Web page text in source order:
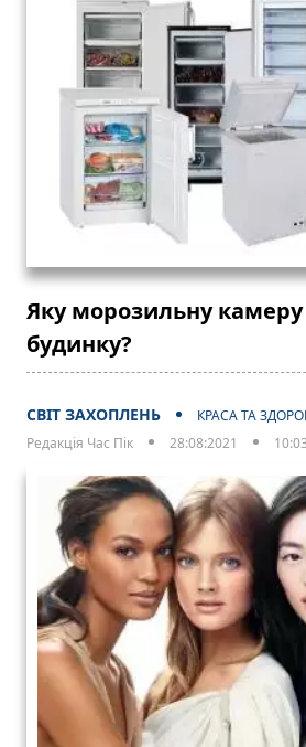
Яку морозильну
будинку?
СВІТ ЗАХОПЛЕНЬ
КРАСА ТА
Редакція Час Пік
28:08:2021 10:03